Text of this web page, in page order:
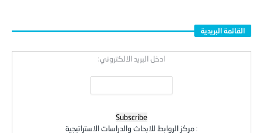
القائمة البريدية
ادخل البريد الالكتروني:
: مركز الروابط للابحاث والدراسات الاستراتيجية